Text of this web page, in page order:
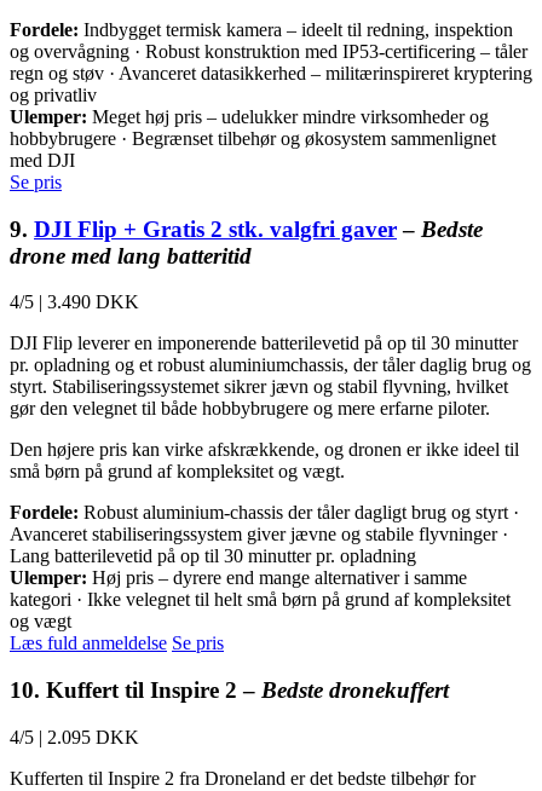
Fordele: Indbygget termisk kamera – ideelt til redning, inspektion
og overvågning · Robust konstruktion med IP53-certificering – tåler
regn og støv · Avanceret datasikkerhed – militærinspireret kryptering
og privatliv
Ulemper: Meget høj pris – udelukker mindre virksomheder og
hobbybrugere · Begrænset tilbehør og økosystem sammenlignet
med DJI
Se pris
9. DJI Flip + Gratis 2 stk. valgfri gaver– Bedste
drone med lang batteritid
4/5 | 3.490 DKK
DJI Flip leverer en imponerende batterilevetid på op til 30 minutter
pr. opladning og et robust aluminiumchassis, der tåler daglig brug og
styrt. Stabiliseringssystemet sikrer jævn og stabil flyvning, hvilket
gør den velegnet til både hobbybrugere og mere erfarne piloter.
Den højere pris kan virke afskrækkende, og dronen er ikke ideel til
små børn på grund af kompleksitet og vægt.
Fordele: Robust aluminium-chassis der tåler dagligt brug og styrt ·
Avanceret stabiliseringssystem giver jævne og stabile flyvninger ·
Lang batterilevetid på op til 30 minutter pr. opladning
Ulemper: Høj pris – dyrere end mange alternativer i samme
kategori · Ikke velegnet til helt små børn på grund af kompleksitet
og vægt
Læs fuld anmeldelse Se pris
10. Kuffert til Inspire 2 – Bedste dronekuffert
4/5 | 2.095 DKK
Kufferten til Inspire 2 fra Droneland er det bedste tilbehør for